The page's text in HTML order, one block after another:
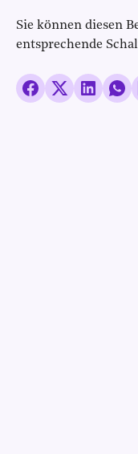
Sie können diesen
entsprechende